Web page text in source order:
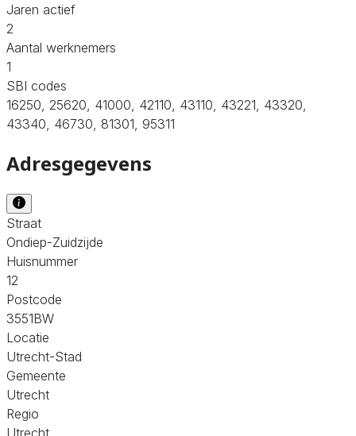
Jaren actief
2
Aantal werknemers
1
SBI codes
16250, 25620, 41000, 42110, 43110, 43221, 43320,
43340, 46730, 81301, 95311
Adresgegevens
Straat
Ondiep-Zuidzijde
Huisnummer
12
Postcode
3551BW
Locatie
Utrecht-Stad
Gemeente
Utrecht
Regio
Utrecht